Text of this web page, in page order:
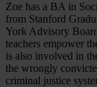
Zoe has a BA in
from Stanford
York Advisory
teachers empower
is also involved in
the wrongly
criminal justice